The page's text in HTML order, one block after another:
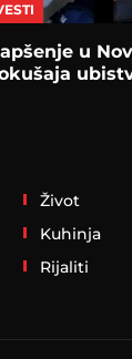
u
Život
Kuhinja
Rijaliti